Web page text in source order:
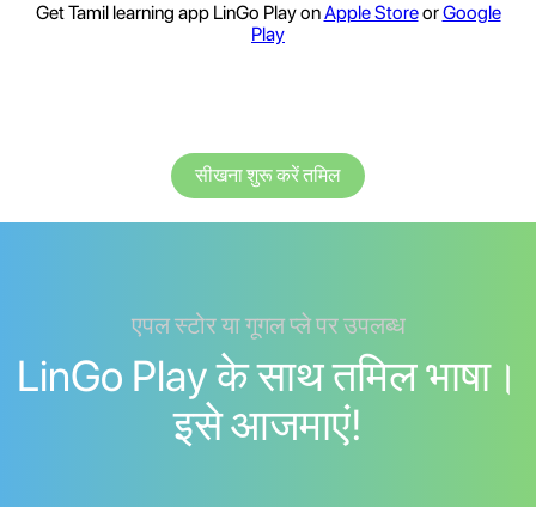
Get Tamil learning app LinGo Play onApple StoreorGoogle
Play
सीखना शुरू करें तमिल
एपल स्टोर या गूगल प्ले पर उपलब्ध
LinGo Play के साथ तमिल भाषा।
इसे आजमाएं!